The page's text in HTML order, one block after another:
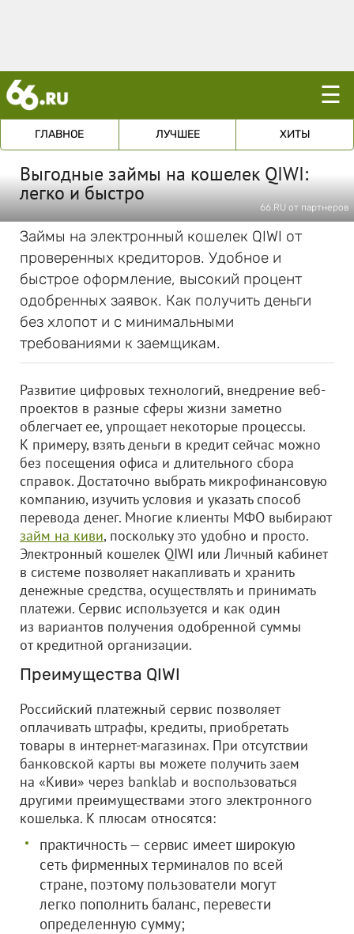
☰
ГЛАВНОЕ ЛУЧШЕЕ ХИТЫ
Выгодные займы на кошелек QIWI:
легко и быстро
66.RU от партнеров
Займы на электронный кошелек QIWI от
проверенных кредиторов. Удобное и
быстрое оформление, высокий процент
одобренных заявок. Как получить деньги
без хлопот и с минимальными
требованиями к заемщикам.
Развитие цифровых технологий, внедрение веб-
проектов в разные сферы жизни заметно
облегчает ее, упрощает некоторые процессы.
К примеру, взять деньги в кредит сейчас можно
без посещения офиса и длительного сбора
справок. Достаточно выбрать микрофинансовую
компанию, изучить условия и указать способ
перевода денег. Многие клиенты МФО выбирают
займ на киви, поскольку это удобно и просто.
Электронный кошелек QIWI или Личный кабинет
в системе позволяет накапливать и хранить
денежные средства, осуществлять и принимать
платежи. Сервис используется и как один
из вариантов получения одобренной суммы
от кредитной организации.
Преимущества QIWI
Российский платежный сервис позволяет
оплачивать штрафы, кредиты, приобретать
товары в интернет-магазинах. При отсутствии
банковской карты вы можете получить заем
на «Киви» через banklab и воспользоваться
другими преимуществами этого электронного
кошелька. К плюсам относятся:
практичность — сервис имеет широкую
сеть фирменных терминалов по всей
стране, поэтому пользователи могут
легко пополнить баланс, перевести
определенную сумму;